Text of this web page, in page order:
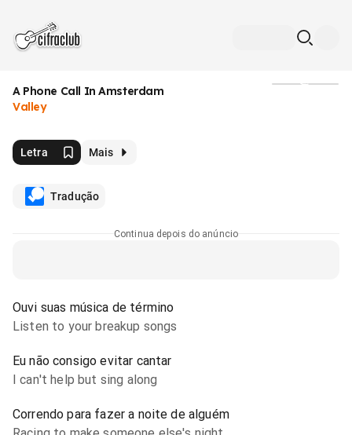
A Phone Call In Amsterdam
Valley
Letra Mais
Tradução
Continua depois do anúncio
Ouvi suas música de término
Listen to your breakup songs
Eu não consigo evitar cantar
I can't help but sing along
Correndo para fazer a noite de alguém